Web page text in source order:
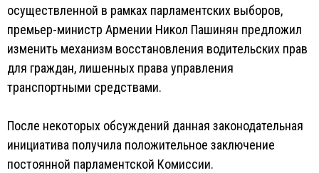
осуществленной в рамках парламентских выборов,
премьер-министр Армении Никол Пашинян предложил
изменить механизм восстановления водительских прав
для граждан, лишенных права управления
транспортными средствами.
После некоторых обсуждений данная законодательная
инициатива получила положительное заключение
постоянной парламентской Комиссии.